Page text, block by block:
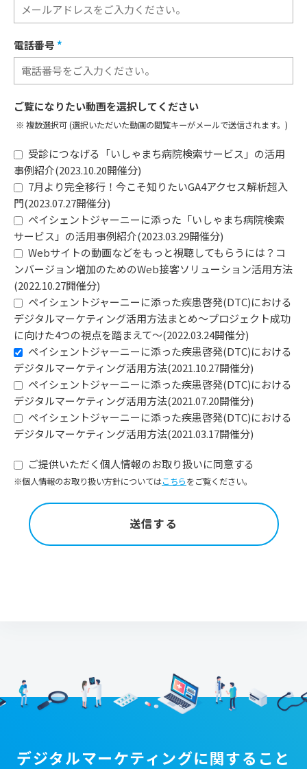
電話番号*
ご覧になりたい動画を選択してください
※ 複数選択可 (選択いただいた動画の閲覧キーがメールで送信されます。)
受診につなげる「いしゃまち病院検索サービス」の活用
事例紹介(2023.10.20開催分)
7月より完全移行！今こそ知りたいGA4アクセス解析超入
門(2023.07.27開催分)
ペイシェントジャーニーに添った「いしゃまち病院検索
サービス」の活用事例紹介(2023.03.29開催分)
Webサイトの動画などをもっと視聴してもらうには？コ
ンバージョン増加のためのWeb接客ソリューション活用方法
(2022.10.27開催分)
ペイシェントジャーニーに添った疾患啓発(DTC)における
デジタルマーケティング活用方法まとめ～プロジェクト成功
に向けた4つの視点を踏まえて～(2022.03.24開催分)
ペイシェントジャーニーに添った疾患啓発(DTC)における
デジタルマーケティング活用方法(2021.10.27開催分)
ペイシェントジャーニーに添った疾患啓発(DTC)における
デジタルマーケティング活用方法(2021.07.20開催分)
ペイシェントジャーニーに添った疾患啓発(DTC)における
デジタルマーケティング活用方法(2021.03.17開催分)
ご提供いただく個人情報のお取り扱いに同意する
※個人情報のお取り扱い方針についてはこちらをご覧ください。
デジタルマーケティングに関すること